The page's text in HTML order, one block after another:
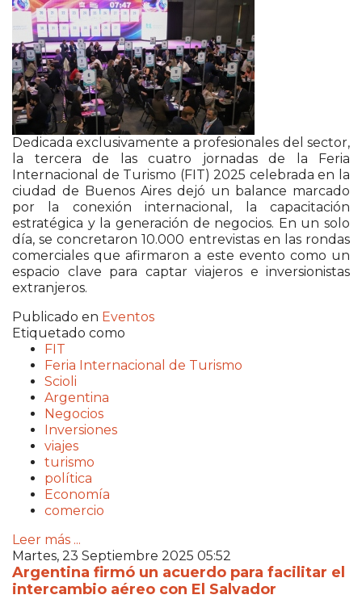
Dedicada exclusivamente a profesionales del sector,
la tercera de las cuatro jornadas de la Feria
Internacional de Turismo (FIT) 2025 celebrada en la
ciudad de Buenos Aires dejó un balance marcado
por la conexión internacional, la capacitación
estratégica y la generación de negocios. En un solo
día, se concretaron 10.000 entrevistas en las rondas
comerciales que afirmaron a este evento como un
espacio clave para captar viajeros e inversionistas
extranjeros.
Publicado en Eventos
Etiquetado como
FIT
Feria Internacional de Turismo
Scioli
Argentina
Negocios
Inversiones
viajes
turismo
política
Economía
comercio
Leer más ...
Martes, 23 Septiembre 2025 05:52
Argentina firmó un acuerdo para facilitar el
intercambio aéreo con El Salvador